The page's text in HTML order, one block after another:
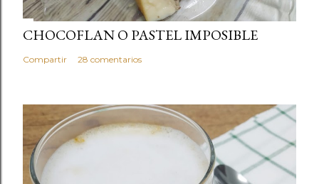
CHOCOFLAN O PASTEL IMPOSIBLE
Compartir 28 comentarios